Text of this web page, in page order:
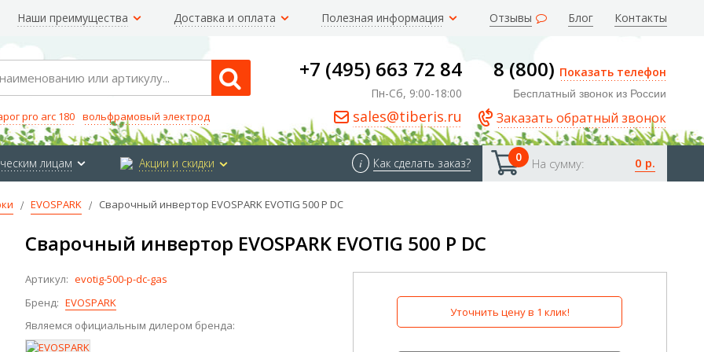
Наши преимущества Доставка и оплата Полезная информация Отзывы Блог Контакты
pro arc 180 вольфрамовый электрод
+7 (495) 663 72 84
Пн-Сб, 9:00-18:00
sales@tiberis.ru
8 (800) Показать телефон
Бесплатный звонок из России
Заказать обратный звонок
лицам Акции и скидки 0 На сумму: 0 р.
i Как сделать заказ?
EVOSPARK Сварочный инвертор EVOSPARK EVOTIG 500 P DC
Сварочный инвертор EVOSPARK EVOTIG 500 P DC
Артикул: evotig-500-p-dc-gas
Бренд: EVOSPARK
Являемся официальным дилером бренда:
Уточнить цену в 1 клик!